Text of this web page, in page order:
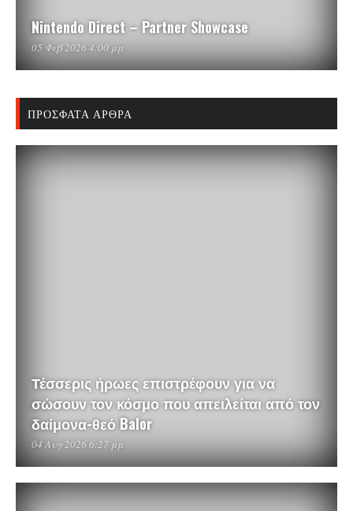
Nintendo Direct – Partner Showcase
05 Φεβ 2026 4:00 μμ
ΠΡΌΣΦΑΤΑ ΆΡΘΡΑ
Τέσσερις ήρωες επιστρέφουν για να
σώσουν τον κόσμο που απειλείται από τον
δαίμονα-θεό Balor
04 Αυγ 2026 6:27 μμ